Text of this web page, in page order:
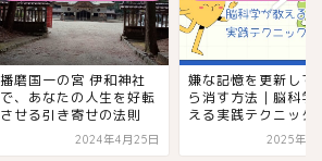
播磨国一の宮 伊和神社
で、あなたの人生を好転
させる引き寄せの法則
2024年4月25日
嫌な記憶を更新して
ら消す方法｜脳科学
える実践テクニック
2025年10